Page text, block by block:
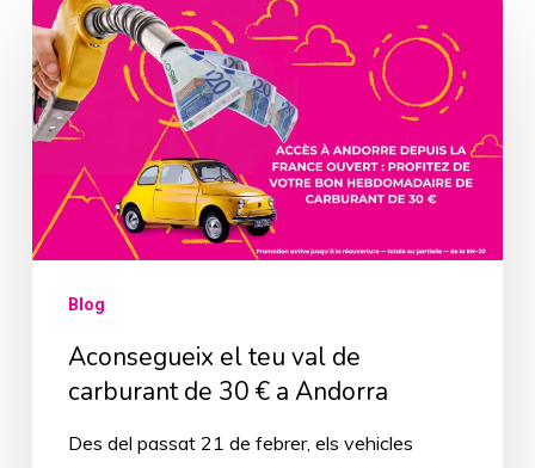
Aconsegueix
el
teu
val
carburant
de
Andorra
Blog
Aconsegueix el teu val de
carburant de 30 € a Andorra
Des del passat 21 de febrer, els vehicles